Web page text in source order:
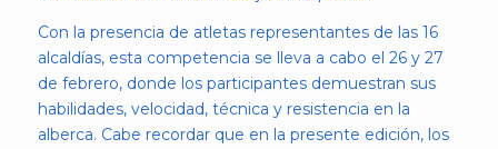
Con la presencia de atletas representantes de las 16
alcaldías, esta competencia se lleva a cabo el 26 y 27
de febrero, donde los participantes demuestran sus
habilidades, velocidad, técnica y resistencia en la
alberca. Cabe recordar que en la presente edición, los